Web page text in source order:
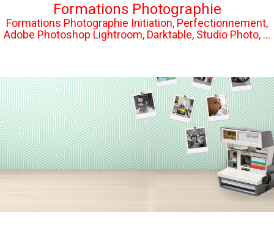
Formations Photographie
Formations Photographie Initiation, Perfectionnement,
Adobe Photoshop Lightroom, Darktable, Studio Photo, ...